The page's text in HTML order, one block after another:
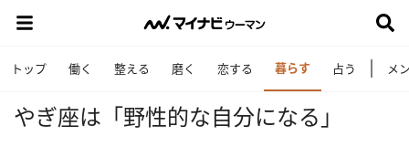
トップ 働く 整える 磨く 恋する 暮らす 占う メ
やぎ座は「野性的な自分になる」